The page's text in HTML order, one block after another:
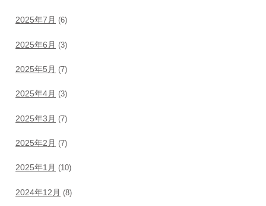
2025年7月 (6)
2025年6月 (3)
2025年5月 (7)
2025年4月 (3)
2025年3月 (7)
2025年2月 (7)
2025年1月 (10)
2024年12月 (8)